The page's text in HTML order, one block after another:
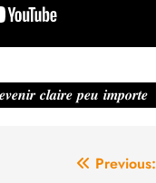
𝒄𝒍𝒂𝒊𝒓𝒆 𝒑𝒆𝒖 𝒊𝒎𝒑𝒐𝒓𝒕𝒆
Previous: